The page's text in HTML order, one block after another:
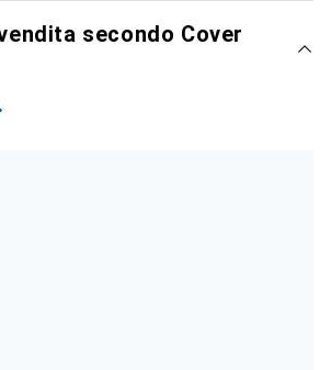
secondo Cover